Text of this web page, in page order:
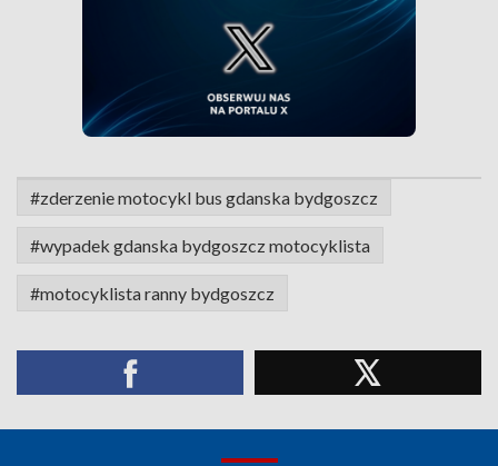
#zderzenie motocykl bus gdanska bydgoszcz
#wypadek gdanska bydgoszcz motocyklista
#motocyklista ranny bydgoszcz